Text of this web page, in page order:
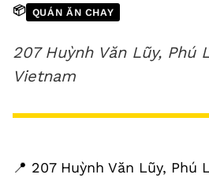
📦 QUÁN ĂN CHAY
207 Huỳnh Văn Lũy, Phú
Vietnam
📍 207 Huỳnh Văn Lũy, Phú